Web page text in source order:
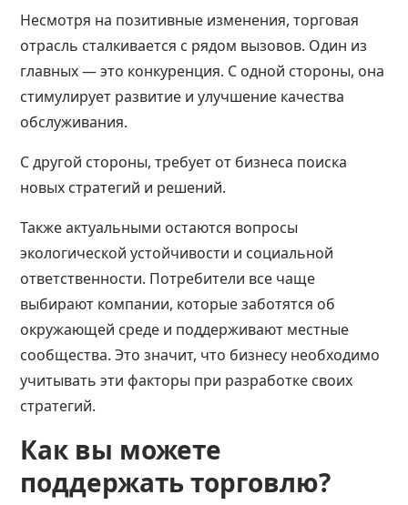
Несмотря на позитивные изменения, торговая
отрасль сталкивается с рядом вызовов. Один из
главных — это конкуренция. С одной стороны, она
стимулирует развитие и улучшение качества
обслуживания.
С другой стороны, требует от бизнеса поиска
новых стратегий и решений.
Также актуальными остаются вопросы
экологической устойчивости и социальной
ответственности. Потребители все чаще
выбирают компании, которые заботятся об
окружающей среде и поддерживают местные
сообщества. Это значит, что бизнесу необходимо
учитывать эти факторы при разработке своих
стратегий.
Как вы можете
поддержать торговлю?